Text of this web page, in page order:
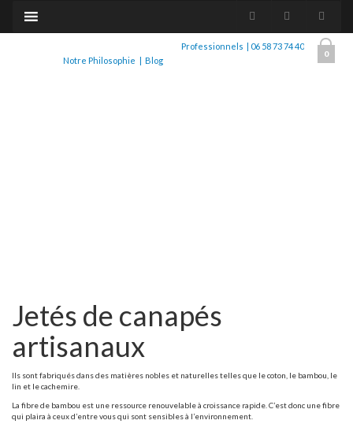
0
Notre Philosophie | Blog
Professionnels | 06 58 73 74 40
Jetés de canapés
artisanaux
Ils sont fabriqués dans des matières nobles et naturelles telles que le coton, le bambou, le
lin et le cachemire.
La fibre de bambou est une ressource renouvelable à croissance rapide. C’est donc une fibre
qui plaira à ceux d’entre vous qui sont sensibles à l’environnement.